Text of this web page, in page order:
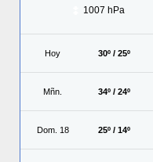
1007 hPa
Hoy 30º / 25º
Mñn. 34º / 24º
Dom. 18 25º / 14º